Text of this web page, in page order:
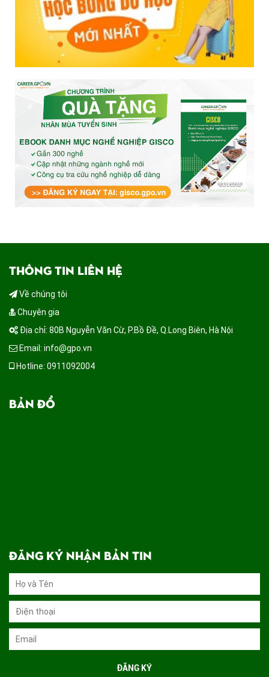
THÔNG TIN LIÊN HỆ
Về chúng tôi
Chuyên gia
Địa chỉ: 80B Nguyễn Văn Cừ, P.Bồ Đề, Q.Long Biên, Hà Nội
Email: info@gpo.vn
Hotline: 0911092004
BẢN ĐỒ
ĐĂNG KÝ NHẬN BẢN TIN